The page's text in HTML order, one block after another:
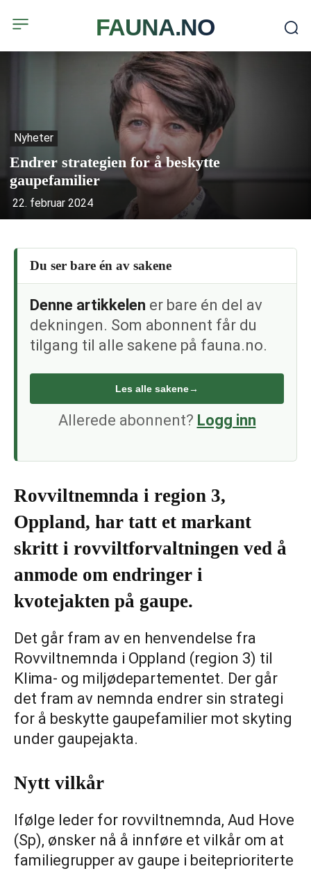
FAUNA.NO
Nyheter
Endrer strategien for å beskytte
gaupefamilier
22. februar 2024
Du ser bare én av sakene
Denne artikkelen er bare én del av
dekningen. Som abonnent får du
tilgang til alle sakene på fauna.no.
Les alle sakene→
Allerede abonnent? Logg inn
Rovviltnemnda i region 3,
Oppland, har tatt et markant
skritt i rovviltforvaltningen ved å
anmode om endringer i
kvotejakten på gaupe.
Det går fram av en henvendelse fra
Rovviltnemnda i Oppland (region 3) til
Klima- og miljødepartementet. Der går
det fram av nemnda endrer sin strategi
for å beskytte gaupefamilier mot skyting
under gaupejakta.
Nytt vilkår
Ifølge leder for rovviltnemnda, Aud Hove
(Sp), ønsker nå å innføre et vilkår om at
familiegrupper av gaupe i beiteprioriterte